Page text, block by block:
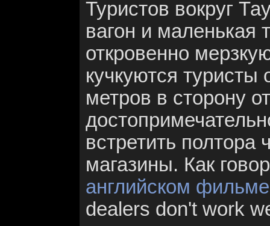
Туристов вокруг
вагон и маленькая
откровенно
кучкуются туристы
метров в сторону
встретить полтора
магазины. Как
английском фильме
dealers don't work